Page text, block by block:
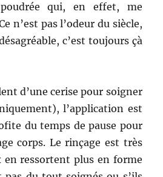
qui, en effet, me
n’est pas l’odeur du siècle,
c’est toujours çà
d’une cerise pour soigner
l’application est
du temps de pause pour
corps. Le rinçage est très
en ressortent plus en forme